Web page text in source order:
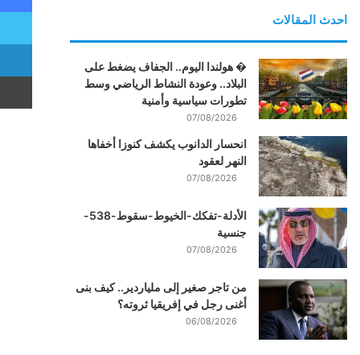
احدث المقالات
� هولندا اليوم.. الجفاف يضغط على
البلاد.. وعودة النشاط الرياضي وسط
تطورات سياسية وأمنية
07/08/2026
انحسار الدانوب يكشف كنوزا أخفاها
النهر لعقود
07/08/2026
الأدلة-تفكك-الخيوط-سقوط-538-
جنسية
07/08/2026
من تاجر صغير إلى ملياردير.. كيف بنى
أغنى رجل في إفريقيا ثروته؟
06/08/2026